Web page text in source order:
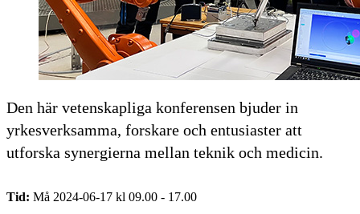
Den här vetenskapliga konferensen bjuder in
yrkesverksamma, forskare och entusiaster att
utforska synergierna mellan teknik och medicin.
Tid: Må 2024-06-17 kl 09.00 - 17.00